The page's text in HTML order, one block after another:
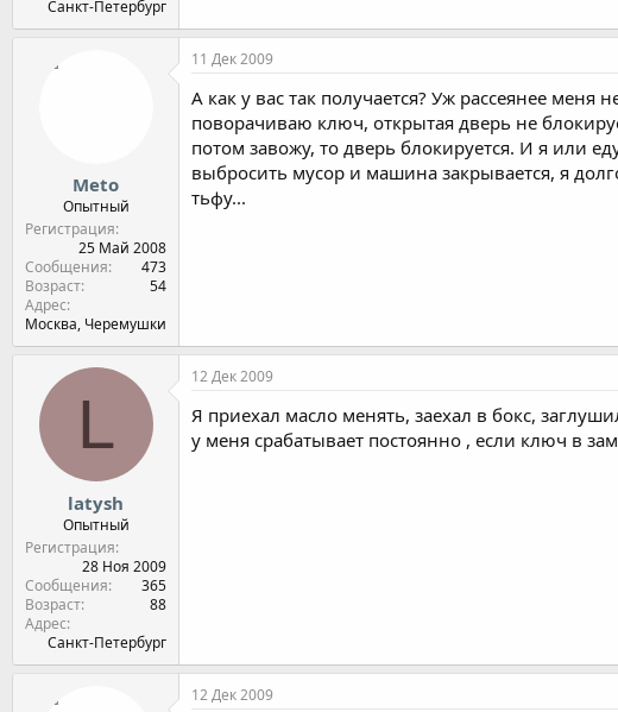
Санкт-Петербург
Meto
Опытный
Регистрация
25 Май 2008
Сообщения
473
Возраст
54
Адрес
Москва, Черемушки
11 Дек 2009
А как у вас так получается? Уж рассеянее
поворачиваю ключ, открытая дверь не
потом завожу, то дверь блокируется. И я или
выбросить мусор и машина закрывается, я
тьфу...
L
latysh
Опытный
Регистрация
28 Ноя 2009
Сообщения
365
Возраст
88
Адрес
Санкт-Петербург
12 Дек 2009
Я приехал масло менять, заехал в бокс,
у меня срабатывает постоянно , если ключ в
12 Дек 2009